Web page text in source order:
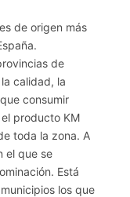
de origen más
de
calidad, la
consumir
producto KM
toda la zona. A
el que se
Está
los que